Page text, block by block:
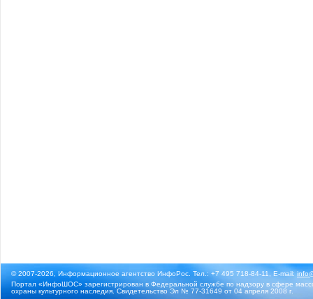
© 2007-2026, Информационное агентство ИнфоРос. Тел.: +7 495 718-84-11, E-mail:
Портал «ИнфоШОС» зарегистрирован в Федеральной службе по надзору в сфере
охраны культурного наследия. Свидетельство Эл № 77-31649 от 04 апреля 2008 г.